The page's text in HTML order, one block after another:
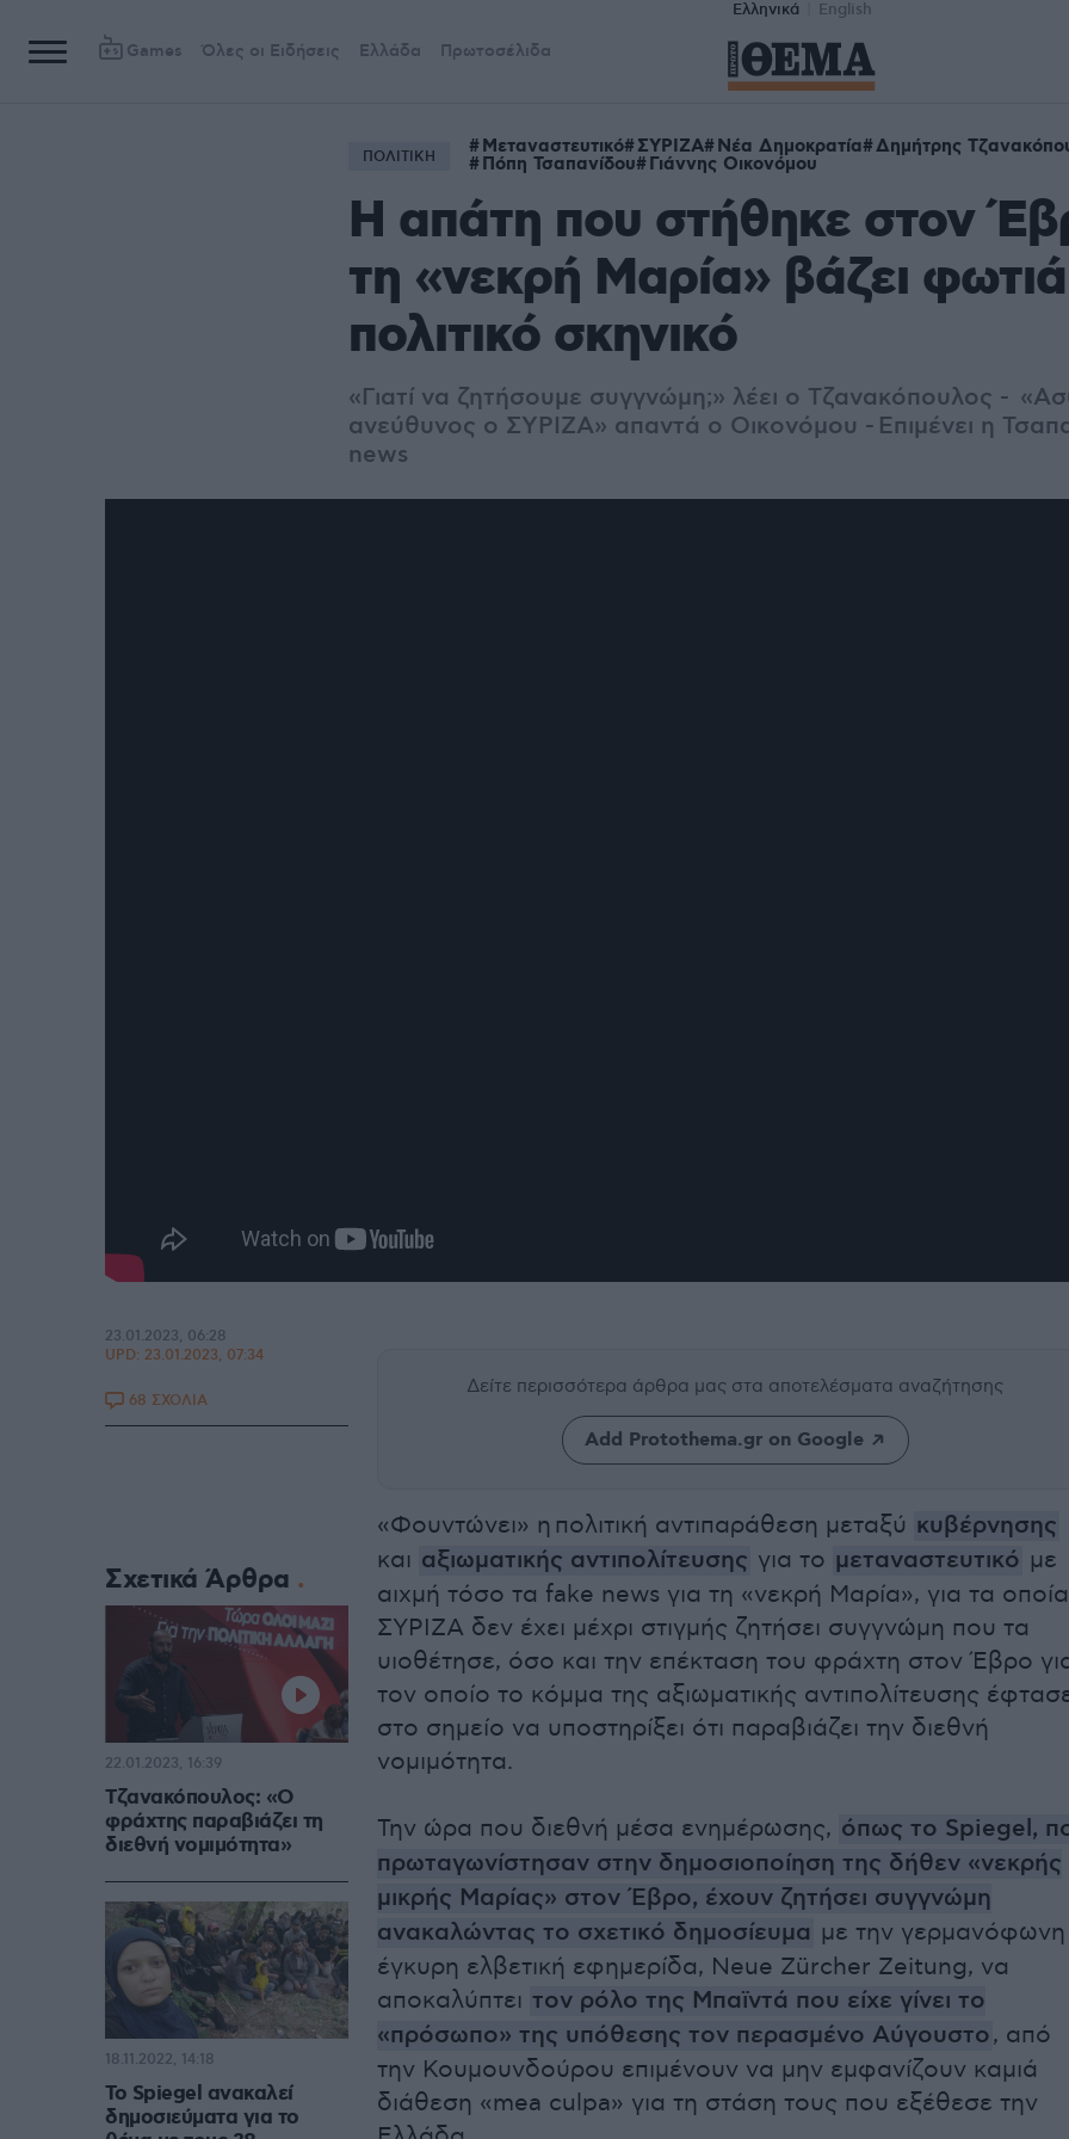
Ελληνικά English
Games Όλες οι Ειδήσεις Ελλάδα Πρωτοσέλιδα
ΠΟΛΙΤΙΚΗ Μεταναστευτικό ΣΥΡΙΖΑ Νέα Δημοκρατία Δημήτρης
Πόπη Τσαπανίδου Γιάννης Οικονόμου
Η απάτη που στήθηκε στον
τη «νεκρή Μαρία» βάζει
πολιτικό σκηνικό
«Γιατί να ζητήσουμε συγγνώμη;» λέει ο Τζανακόπουλος -
ανεύθυνος ο ΣΥΡΙΖΑ» απαντά ο Οικονόμου - Επιμένει η
news
Δείτε περισσότερα άρθρα μας στα αποτελέσματα αναζήτησης
Add Protothema.gr on Google
«Φουντώνει» η πολιτική αντιπαράθεση μεταξύ κυβέρνησης
και αξιωματικής αντιπολίτευσης για το μεταναστευτικό με
αιχμή τόσο τα fake news για τη «νεκρή Μαρία», για τα
ΣΥΡΙΖΑ δεν έχει μέχρι στιγμής ζητήσει συγγνώμη που τα
υιοθέτησε, όσο και την επέκταση του φράχτη στον Έβρο
τον οποίο το κόμμα της αξιωματικής αντιπολίτευσης
στο σημείο να υποστηρίξει ότι παραβιάζει την διεθνή
νομιμότητα.
Την ώρα που διεθνή μέσα ενημέρωσης, όπως το Spiegel,
πρωταγωνίστησαν στην δημοσιοποίηση της δήθεν «νεκρής
μικρής Μαρίας» στον Έβρο, έχουν ζητήσει συγγνώμη
ανακαλώντας το σχετικό δημοσίευμα με την γερμανόφωνη
έγκυρη ελβετική εφημερίδα, Neue Zürcher Zeitung, να
αποκαλύπτει τον ρόλο της Μπαϊντά που είχε γίνει το
«πρόσωπο» της υπόθεσης τον περασμένο Αύγουστο, από
την Κουμουνδούρου επιμένουν να μην εμφανίζουν καμιά
διάθεση «mea culpa» για τη στάση τους που εξέθεσε την
23.01.2023, 06:28
UPD: 23.01.2023, 07:34
68 ΣΧΟΛΙΑ
Σχετικά Άρθρα
Τζανακόπουλος: «Ο
φράχτης παραβιάζει τη
διεθνή νομιμότητα»
22.01.2023, 16:39
Το Spiegel ανακαλεί
δημοσιεύματα για το
18.11.2022, 14:18